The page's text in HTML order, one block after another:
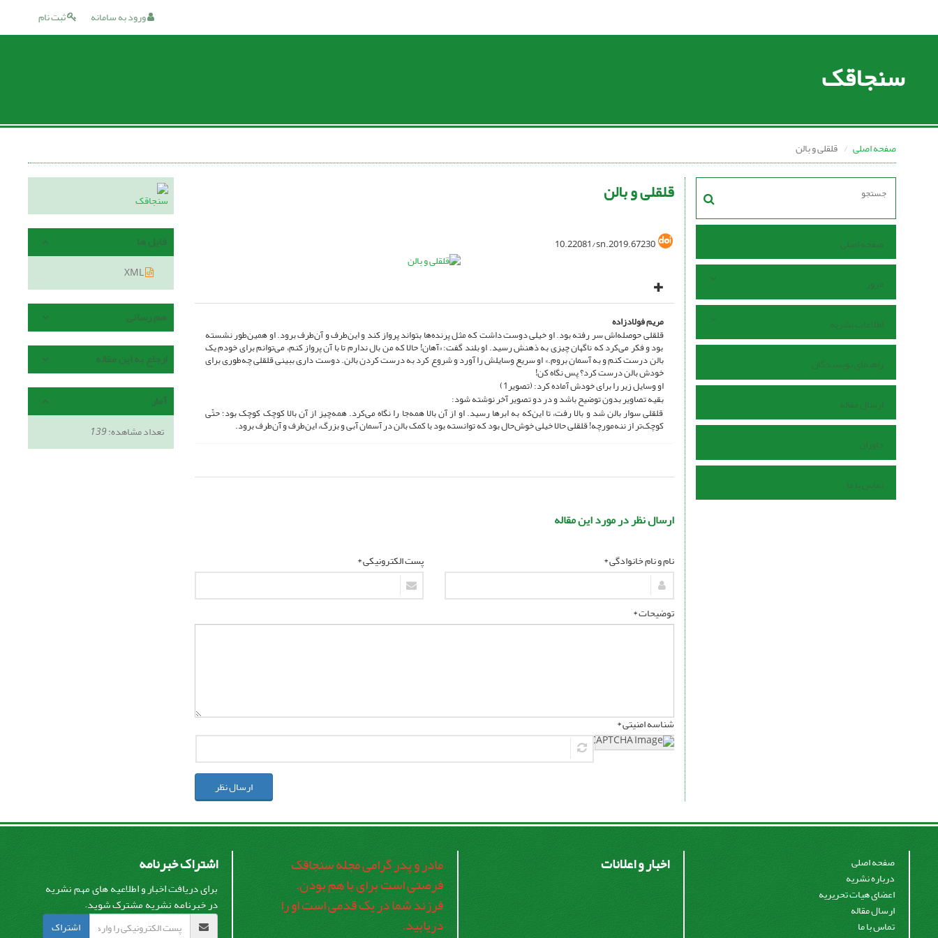
ثبت نام ورود به سامانه
سنجاقک
صفحه اصلی قلقلی و بالن
صفحه اصلی
مرور
اطلاعات نشریه
راهنمای نویسندگان
ارسال مقاله
داوران
تماس با ما
قلقلی و بالن
10.22081/sn.2019.67230
مریم فولادزاده
قلقلی حوصله‌اش سر رفته بود. او خیلی دوست داشت که مثل پرنده‌ها بتواند پرواز کند و این‌طرف و آن‌طرف برود. او همین‌طور نشسته
بود و فکر می‌کرد که ناگهان چیزی به ذهنش رسید. او بلند گفت: «آهان! حالا که من بال ندارم تا با آن پرواز کنم، می‌توانم برای خودم یک
بالن درست کنم و به آسمان بروم.» او سریع وسایلش را آورد و شروع کرد به درست کردن بالن. دوست داری ببینی قلقلی چه‌طوری برای
خودش بالن درست کرد؟ پس نگاه کن!
او وسایل زیر را برای خودش آماده کرد: (تصویر1)
بقیه تصاویر بدون توضیح باشد و در دو تصویر آخر نوشته شود:
قلقلی سوار بالن شد و بالا رفت، تا این‌که به ابرها رسید. او از آن بالا همه‌جا را نگاه می‌کرد. همه‌چیز از آن بالا کوچک کوچک بود؛ حتّی
کوچک‌تر از ننه‌مورچه! قلقلی حالا خیلی خوش‌حال بود که توانسته بود با کمک بالن در آسمان آبی و بزرگ، این‌طرف و آن‌طرف برود.
ارسال نظر در مورد این مقاله
نام و نام خانوادگی * پست الکترونیکی *
توضیحات *
شناسه امنیتی *
ارسال نظر
فایل ها
XML
هم رسانی
ارجاع به این مقاله
آمار
تعداد مشاهده:139
صفحه اصلی
درباره نشریه
اعضای هیات تحریریه
ارسال مقاله
تماس با ما
اخبار و اعلانات
مادر و پدر گرامی مجله سنجاقک
فرصتی است برای با هم بودن.
فرزند شما در یک قدمی است او را
دریابید.
اشتراک خبرنامه
برای دریافت اخبار و اطلاعیه های مهم نشریه
در خبرنامه نشریه مشترک شوید.
اشتراک